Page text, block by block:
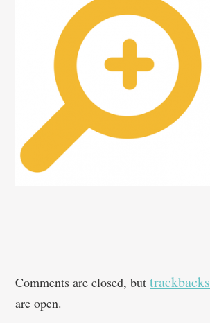
Comments are closed, buttrackbacks
are open.